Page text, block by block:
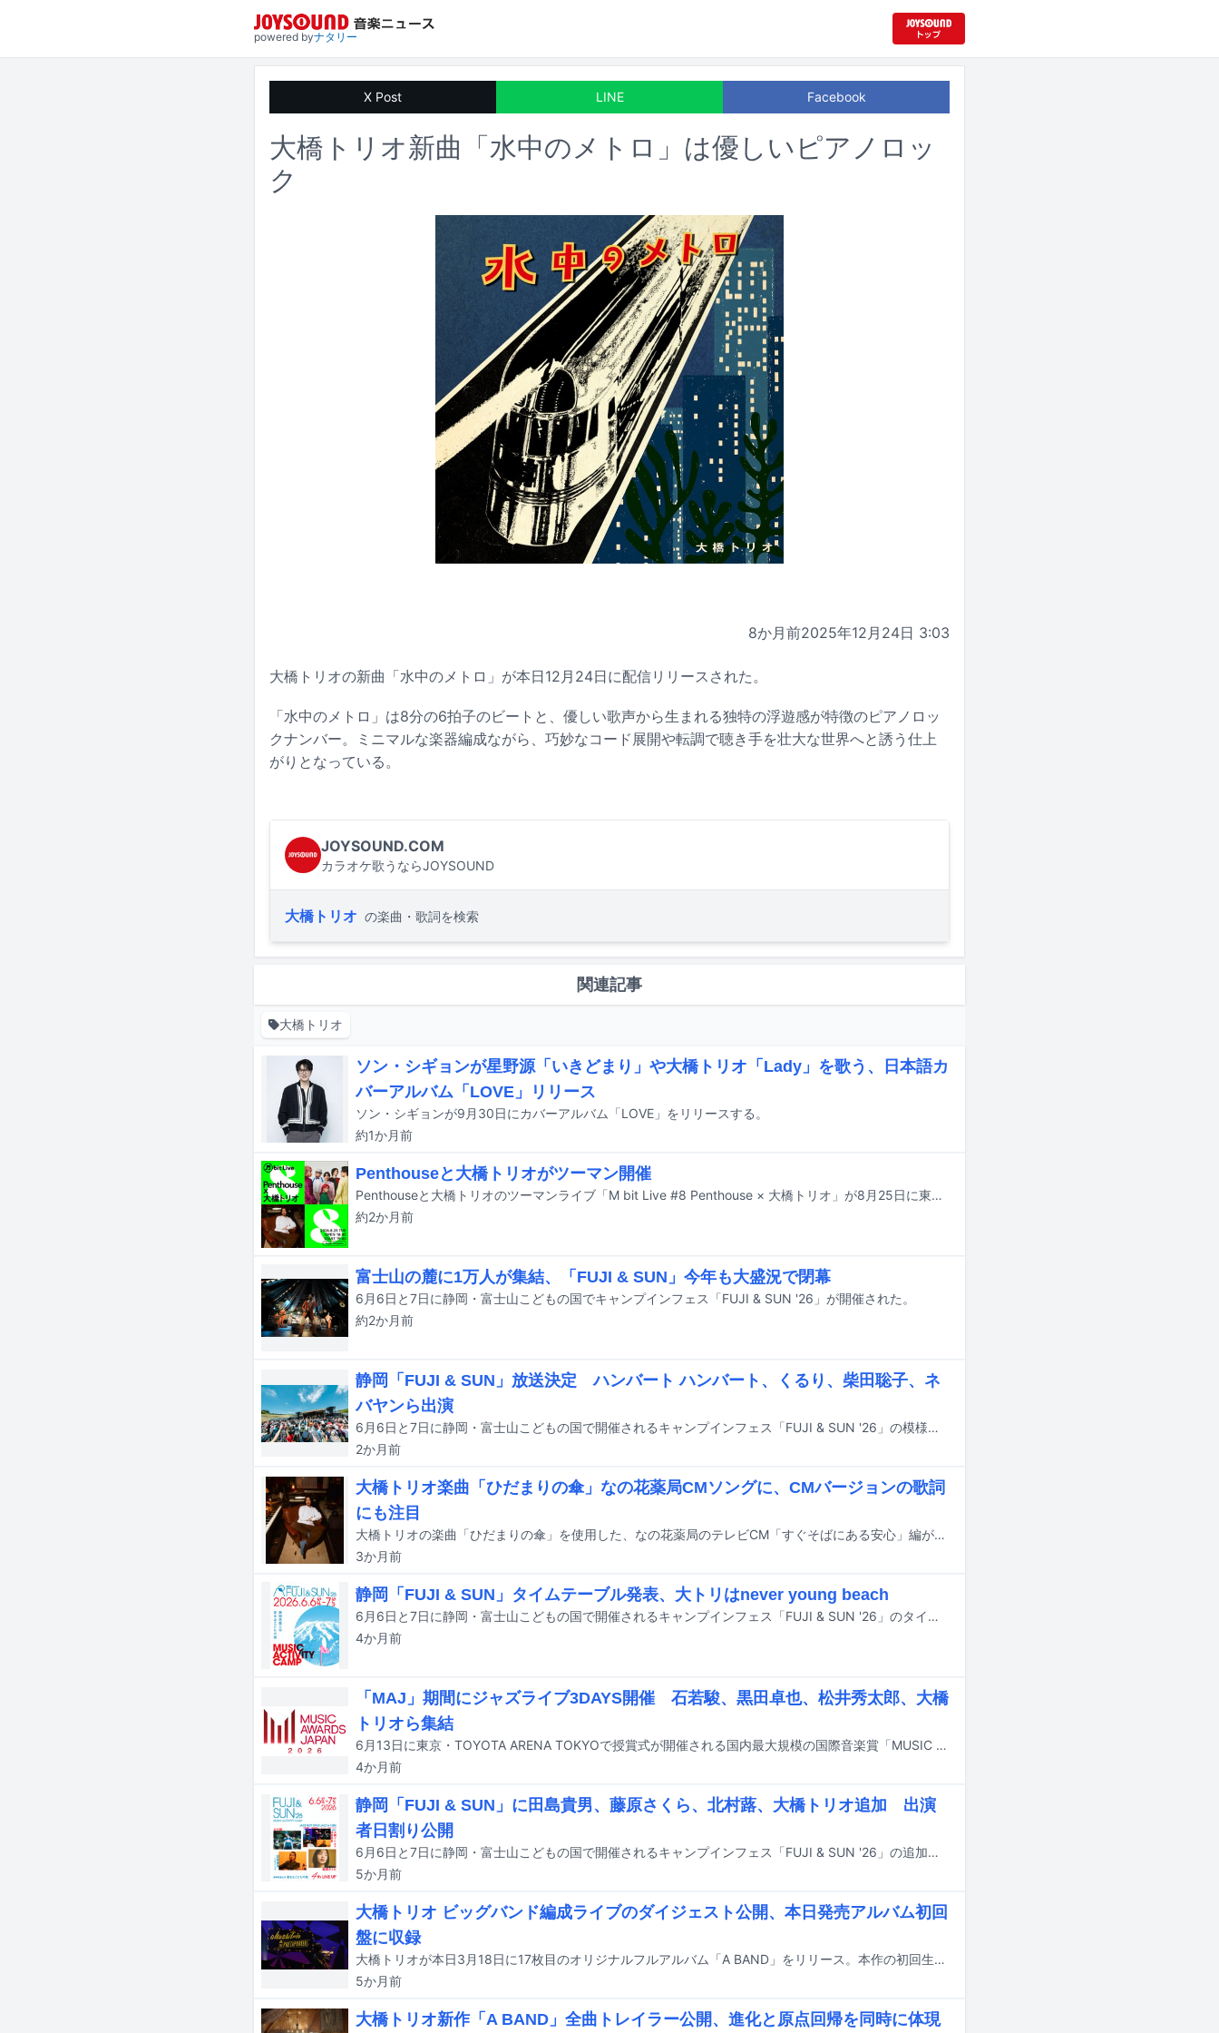
powered byナタリー
X Post LINE Facebook
大橋トリオ新曲「水中のメトロ」は優しいピアノロッ
ク
8か月前2025年12月24日 3:03
大橋トリオの新曲「水中のメトロ」が本日12月24日に配信リリースされた。
「水中のメトロ」は8分の6拍子のビートと、優しい歌声から生まれる独特の浮遊感が特徴のピアノロッ
クナンバー。ミニマルな楽器編成ながら、巧妙なコード展開や転調で聴き手を壮大な世界へと誘う仕上
がりとなっている。
JOYSOUND.COM
カラオケ歌うならJOYSOUND
大橋トリオ の楽曲・歌詞を検索
関連記事
大橋トリオ
ソン・シギョンが星野源「いきどまり」や大橋トリオ「Lady」を歌う、日本語カ
バーアルバム「LOVE」リリース
ソン・シギョンが9月30日にカバーアルバム「LOVE」をリリースする。
約1か月前
Penthouseと大橋トリオがツーマン開催
Penthouseと大橋トリオのツーマンライブ「M bit Live #8 Penthouse × 大橋トリオ」が8月25日に東京・Zepp Shinjuku（TOKYO）で開催される。
約2か月前
富士山の麓に1万人が集結、「FUJI & SUN」今年も大盛況で閉幕
6月6日と7日に静岡・富士山こどもの国でキャンプインフェス「FUJI & SUN '26」が開催された。
約2か月前
静岡「FUJI & SUN」放送決定 ハンバート ハンバート、くるり、柴田聡子、ネ
バヤンら出演
6月6日と7日に静岡・富士山こどもの国で開催されるキャンプインフェス「FUJI & SUN '26」の模様が、8月にWOWOWで放送・配信される。
2か月前
大橋トリオ楽曲「ひだまりの傘」なの花薬局CMソングに、CMバージョンの歌詞
にも注目
大橋トリオの楽曲「ひだまりの傘」を使用した、なの花薬局のテレビCM「すぐそばにある安心」編が北海道エリアでオンエアされている。YouTubeではCM動画を公開中。
3か月前
静岡「FUJI & SUN」タイムテーブル発表、大トリはnever young beach
6月6日と7日に静岡・富士山こどもの国で開催されるキャンプインフェス「FUJI & SUN '26」のタイムテーブルが発表された。
4か月前
「MAJ」期間にジャズライブ3DAYS開催 石若駿、黒田卓也、松井秀太郎、大橋
トリオら集結
6月13日に東京・TOYOTA ARENA TOKYOで授賞式が開催される国内最大規模の国際音楽賞「MUSIC AWARDS JAPAN 2026」。授賞式の開催に合わせたアワードウィーク期間中、3日間にわたるジャズライブイベント「～"NOT A SCENE. A STATEMENT. | WaJAZZ"～」が、東京・ビルボードライブ東京にて開催される。
4か月前
静岡「FUJI & SUN」に田島貴男、藤原さくら、北村蕗、大橋トリオ追加 出演
者日割り公開
6月6日と7日に静岡・富士山こどもの国で開催されるキャンプインフェス「FUJI & SUN '26」の追加アーティストと出演者の日割りが発表された。
5か月前
大橋トリオ ビッグバンド編成ライブのダイジェスト公開、本日発売アルバム初回
盤に収録
大橋トリオが本日3月18日に17枚目のオリジナルフルアルバム「A BAND」をリリース。本作の初回生産限定盤Blu-ray / DVD付き商品に収められるライブ映像のダイジェストがYouTubeで公開された。
5か月前
大橋トリオ新作「A BAND」全曲トレイラー公開、進化と原点回帰を同時に体現